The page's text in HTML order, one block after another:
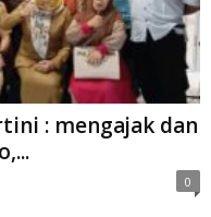
: mengajak dan
0